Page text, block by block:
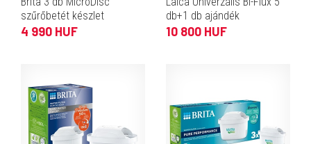
szűrőbetét készlet
4 990 HUF
db+1 db ajándék
vízszűrőbetét (összesen 6
10 800 HUF